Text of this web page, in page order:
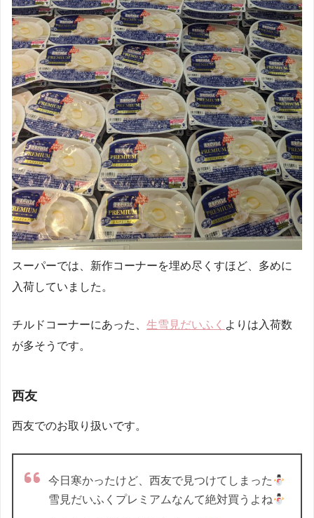
スーパーでは、新作コーナーを埋め尽くすほど、多めに
入荷していました。
チルドコーナーにあった、 生雪見だいふく よりは入荷数
が多そうです。
西友
西友でのお取り扱いです。
今日寒かったけど、西友で見つけてしまった
雪見だいふくプレミアムなんて絶対買うよね